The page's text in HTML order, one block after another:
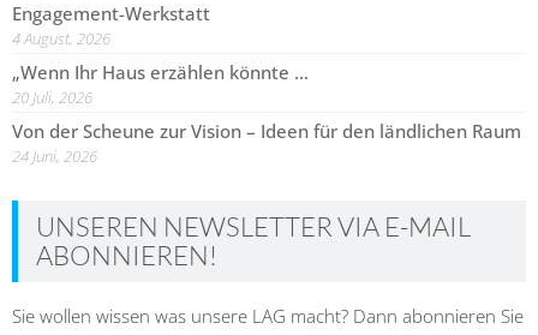
Engagement-Werkstatt
4 August, 2026
„Wenn Ihr Haus erzählen könnte …
20 Juli, 2026
Von der Scheune zur Vision – Ideen für den ländlichen Raum
24 Juni, 2026
UNSEREN NEWSLETTER VIA E-MAIL
ABONNIEREN!
Sie wollen wissen was unsere LAG macht? Dann abonnieren Sie